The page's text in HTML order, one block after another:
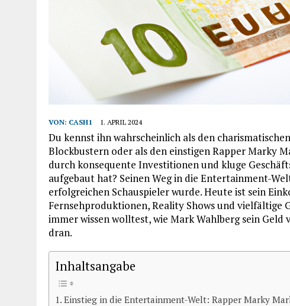
VON: CASH1 1. APRIL 2024
Du kennst ihn wahrscheinlich als den
Blockbustern oder als den einstigen Rapper Marky
durch konsequente Investitionen und kluge
aufgebaut hat? Seinen Weg in die Entertainment-
erfolgreichen Schauspieler wurde. Heute ist sein
Fernsehproduktionen, Reality Shows und vielfältige
immer wissen wolltest, wie Mark Wahlberg sein
dran.
Inhaltsangabe
Einstieg in die Entertainment-Welt: Rapper Marky